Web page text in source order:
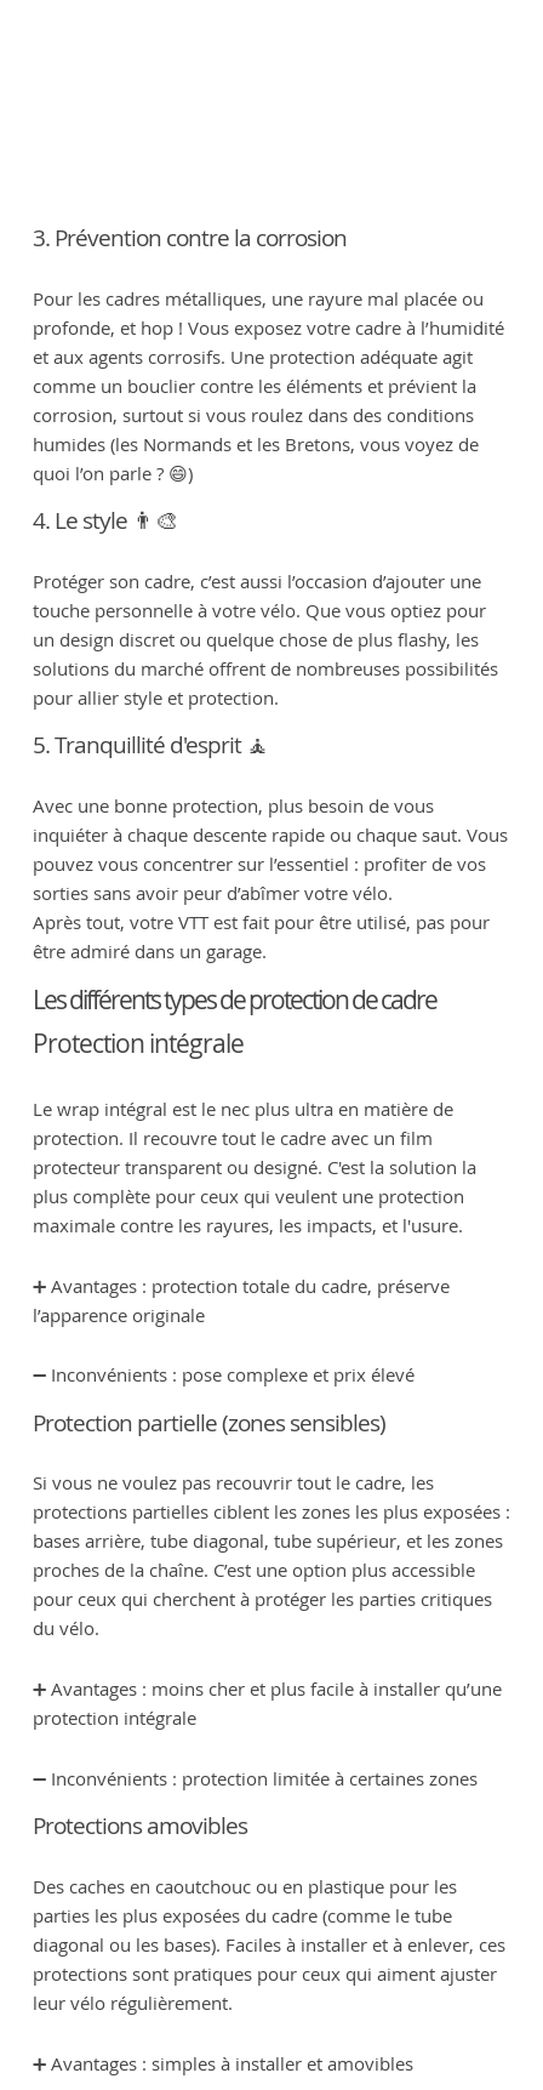
3. Prévention contre la corrosion
Pour les cadres métalliques, une rayure mal placée ou
profonde, et hop ! Vous exposez votre cadre à l’humidité
et aux agents corrosifs. Une protection adéquate agit
comme un bouclier contre les éléments et prévient la
corrosion, surtout si vous roulez dans des conditions
humides (les Normands et les Bretons, vous voyez de
quoi l’on parle ? 😄)
4. Le style 👨‍🎨
Protéger son cadre, c’est aussi l’occasion d’ajouter une
touche personnelle à votre vélo. Que vous optiez pour
un design discret ou quelque chose de plus flashy, les
solutions du marché offrent de nombreuses possibilités
pour allier style et protection.
5. Tranquillité d'esprit 🧘
Avec une bonne protection, plus besoin de vous
inquiéter à chaque descente rapide ou chaque saut. Vous
pouvez vous concentrer sur l’essentiel : profiter de vos
sorties sans avoir peur d’abîmer votre vélo.
Après tout, votre VTT est fait pour être utilisé, pas pour
être admiré dans un garage.
Les différents types de protection de cadre
Protection intégrale
Le wrap intégral est le nec plus ultra en matière de
protection. Il recouvre tout le cadre avec un film
protecteur transparent ou designé. C'est la solution la
plus complète pour ceux qui veulent une protection
maximale contre les rayures, les impacts, et l'usure.
➕ Avantages : protection totale du cadre, préserve
l’apparence originale
➖ Inconvénients : pose complexe et prix élevé
Protection partielle (zones sensibles)
Si vous ne voulez pas recouvrir tout le cadre, les
protections partielles ciblent les zones les plus exposées :
bases arrière, tube diagonal, tube supérieur, et les zones
proches de la chaîne. C’est une option plus accessible
pour ceux qui cherchent à protéger les parties critiques
du vélo.
➕ Avantages : moins cher et plus facile à installer qu’une
protection intégrale
➖ Inconvénients : protection limitée à certaines zones
Protections amovibles
Des caches en caoutchouc ou en plastique pour les
parties les plus exposées du cadre (comme le tube
diagonal ou les bases). Faciles à installer et à enlever, ces
protections sont pratiques pour ceux qui aiment ajuster
leur vélo régulièrement.
➕ Avantages : simples à installer et amovibles